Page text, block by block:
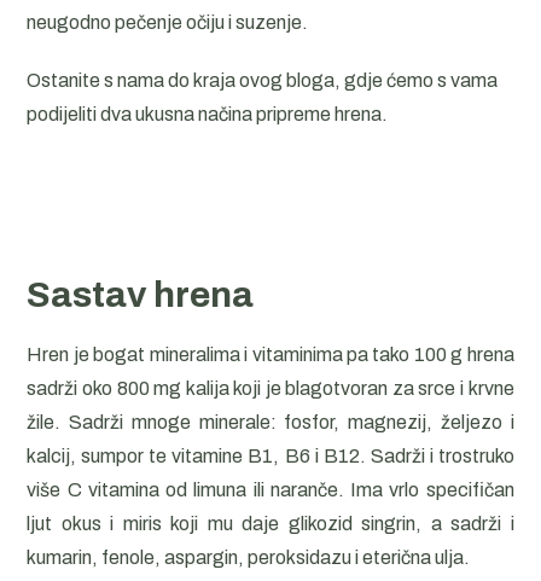
neugodno pečenje očiju i suzenje.
Ostanite s nama do kraja ovog bloga, gdje ćemo s vama
podijeliti dva ukusna načina pripreme hrena.
Sastav hrena
Hren je bogat mineralima i vitaminima pa tako 100 g hrena
sadrži oko 800 mg kalija koji je blagotvoran za srce i krvne
žile. Sadrži mnoge minerale: fosfor, magnezij, željezo i
kalcij, sumpor te vitamine B1, B6 i B12. Sadrži i trostruko
više C vitamina od limuna ili naranče. Ima vrlo specifičan
ljut okus i miris koji mu daje glikozid singrin, a sadrži i
kumarin, fenole, aspargin, peroksidazu i eterična ulja.